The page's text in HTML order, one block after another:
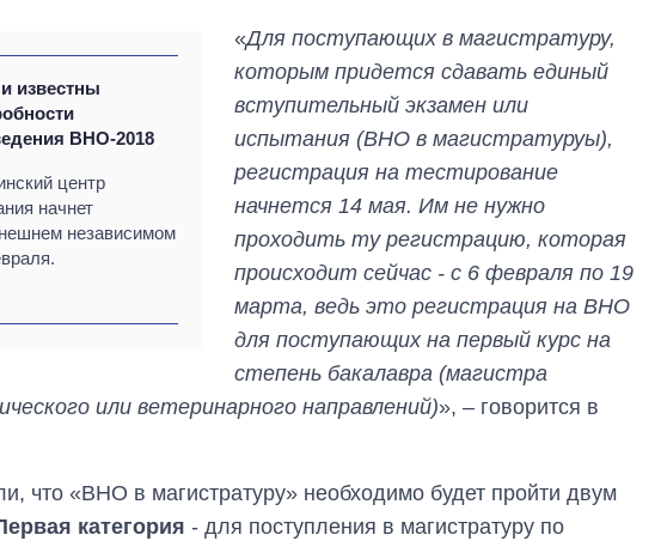
известны
ВНО-2018
центр
начнет
независимом
«Для поступающих в магистратуру,
которым придется сдавать единый
вступительный экзамен или
испытания (ВНО в магистратуруы),
регистрация на тестирование
начнется 14 мая. Им не нужно
проходить ту регистрацию, которая
происходит сейчас - с 6 февраля по 19
марта, ведь это регистрация на ВНО
для поступающих на первый курс на
степень бакалавра (магистра
или ветеринарного направлений)», – говорится в
что «ВНО в магистратуру» необходимо будет пройти двум
категория - для поступления в магистратуру по
От 1 месяца – до 5
лет: кто и как долго
должность
руководителя СВР